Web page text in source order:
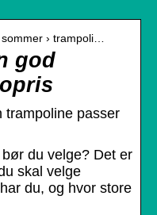
› trampoli…
god
trampoline passer
du velge? Det er
skal velge
du, og hvor store